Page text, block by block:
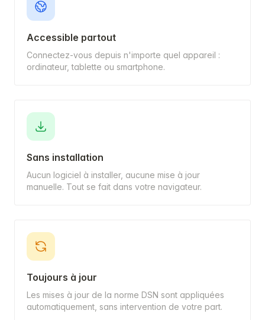
Accessible partout
Connectez-vous depuis n'importe quel appareil :
ordinateur, tablette ou smartphone.
Sans installation
Aucun logiciel à installer, aucune mise à jour
manuelle. Tout se fait dans votre navigateur.
Toujours à jour
Les mises à jour de la norme DSN sont appliquées
automatiquement, sans intervention de votre part.